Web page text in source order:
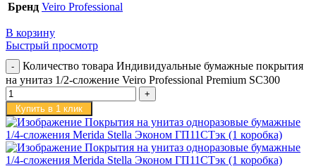
Бренд Veiro Professional
В корзину
Быстрый просмотр
Количество товара Индивидуальные бумажные покрытия
на унитаз 1/2-сложение Veiro Professional Premium SC300
Купить в 1 клик